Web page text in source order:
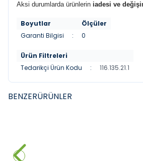
Aksi durumlarda ürünlerin iadesi ve
Boyutlar
Ölçüler
Garanti Bilgisi
: 0
Ürün Filtreleri
Tedarikçi Ürün Kodu
: 116.135.21.1
BENZERÜRÜNLER
20.700,00